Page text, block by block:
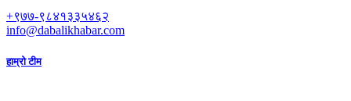
+९७७-९८४१३३५४६२
info@dabalikhabar.com
हाम्रो टीम